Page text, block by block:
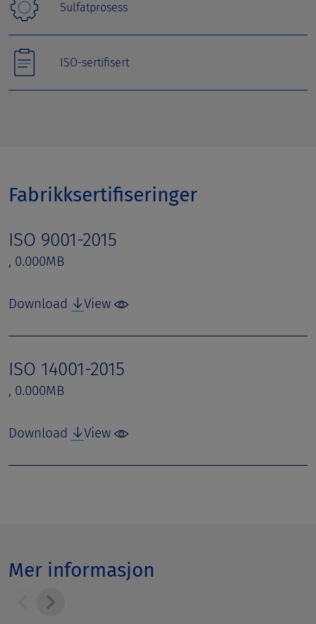
Sulfatprosess
ISO-sertifisert
Fabrikksertifiseringer
ISO 9001-2015
, 0.000MB
Download View
ISO 14001-2015
, 0.000MB
Download View
Mer informasjon